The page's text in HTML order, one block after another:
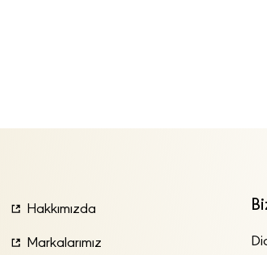
Hakkımızda
Markalarımız